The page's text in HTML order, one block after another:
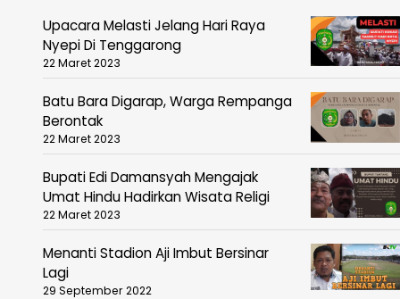
Upacara Melasti Jelang Hari Raya
Nyepi Di Tenggarong
22 Maret 2023
Batu Bara Digarap, Warga Rempanga
Berontak
22 Maret 2023
Bupati Edi Damansyah Mengajak
Umat Hindu Hadirkan Wisata Religi
22 Maret 2023
Menanti Stadion Aji Imbut Bersinar
Lagi
29 September 2022